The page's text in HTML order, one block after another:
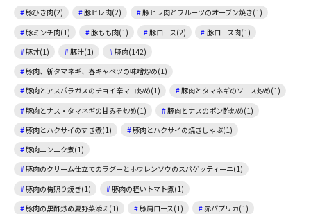
豚ひき肉(2)
豚ヒレ肉(2)
豚ヒレ肉とフルーツのオーブン焼き(1)
豚ミンチ肉(1)
豚もも肉(1) 豚ロース(2)
豚ロース肉(1)
豚丼(1)
豚汁(1)
豚肉(142)
豚肉、新タマネギ、春キャベツの味噌炒め(1)
豚肉とアスパラガスのチョイ辛マヨ炒め(1)
豚肉とタマネギのソース炒め(1)
豚肉とナス・タマネギの甘みそ炒め(1)
豚肉とナスのポン酢炒め(1)
豚肉とハクサイのすき煮(1)
豚肉とハクサイの焼きしゃぶ(1)
豚肉ニンニク煮(1)
豚肉のクリーム仕立てのラグーとホウレンソウのスパゲッティーニ(1)
豚肉の梅照り焼き(1)
豚肉の軽いトマト煮(1)
豚肉の黒酢炒め夏野菜添え(1)
豚肩ロース(1)
赤パプリカ(1)